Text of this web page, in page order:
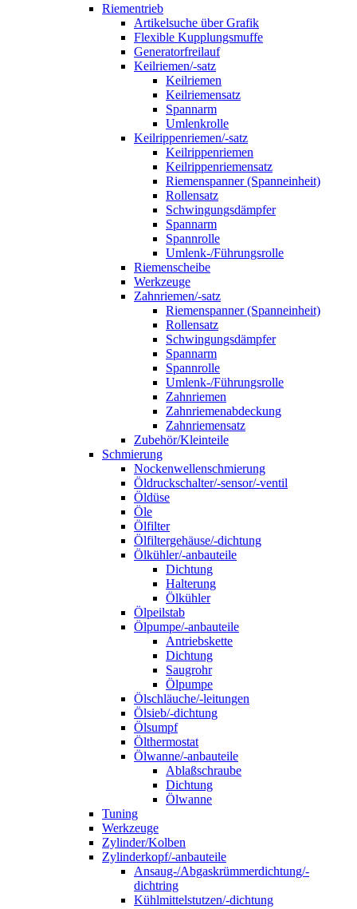
Riementrieb
Artikelsuche über Grafik
Flexible Kupplungsmuffe
Generatorfreilauf
Keilriemen/-satz
Keilriemen
Keilriemensatz
Spannarm
Umlenkrolle
Keilrippenriemen/-satz
Keilrippenriemen
Keilrippenriemensatz
Riemenspanner (Spanneinheit)
Rollensatz
Schwingungsdämpfer
Spannarm
Spannrolle
Umlenk-/Führungsrolle
Riemenscheibe
Werkzeuge
Zahnriemen/-satz
Riemenspanner (Spanneinheit)
Rollensatz
Schwingungsdämpfer
Spannarm
Spannrolle
Umlenk-/Führungsrolle
Zahnriemen
Zahnriemenabdeckung
Zahnriemensatz
Zubehör/Kleinteile
Schmierung
Nockenwellenschmierung
Öldruckschalter/-sensor/-ventil
Öldüse
Öle
Ölfilter
Ölfiltergehäuse/-dichtung
Ölkühler/-anbauteile
Dichtung
Halterung
Ölkühler
Ölpeilstab
Ölpumpe/-anbauteile
Antriebskette
Dichtung
Saugrohr
Ölpumpe
Ölschläuche/-leitungen
Ölsieb/-dichtung
Ölsumpf
Ölthermostat
Ölwanne/-anbauteile
Ablaßschraube
Dichtung
Ölwanne
Tuning
Werkzeuge
Zylinder/Kolben
Zylinderkopf/-anbauteile
Ansaug-/Abgaskrümmerdichtung/-
dichtring
Kühlmittelstutzen/-dichtung